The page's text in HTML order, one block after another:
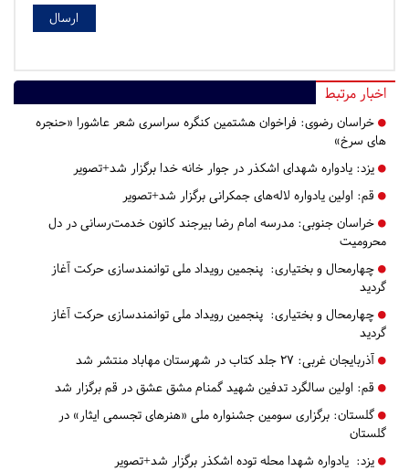
اخبار مرتبط
خراسان رضوی: فراخوان هشتمین کنگره سراسری شعر عاشورا «حنجره
های سرخ»
یزد: یادواره شهدای اشکذر در جوار خانه خدا برگزار شد+تصویر
قم: اولین یادواره لاله‌های جمکرانی برگزار شد+تصویر
خراسان جنوبی: مدرسه امام رضا بیرجند کانون خدمت‌رسانی در دل
محرومیت
چهارمحال و بختیاری: پنجمین رویداد ملی توانمندسازی حرکت آغاز
گردید
چهارمحال و بختیاری: پنجمین رویداد ملی توانمندسازی حرکت آغاز
گردید
آذربایجان غربی:
قم: اولین سالگرد تدفین شهید گمنام مشق عشق در قم برگزار شد
گلستان: برگزاری سومین جشنواره ملی «هنرهای تجسمی ایثار» در
گلستان
یزد: یادواره شهدا محله توده اشکذر برگزار شد+تصویر